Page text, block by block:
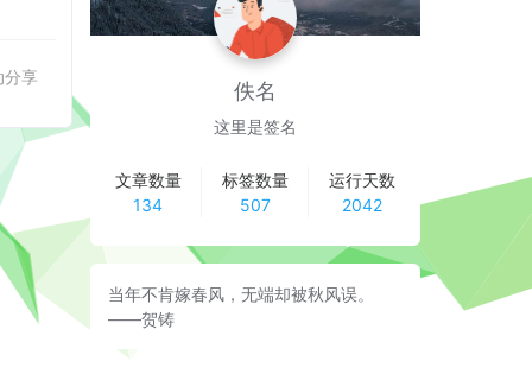
分享
佚名
这里是签名
文章数量
134
标签数量
507
运行天数
2042
当年不肯嫁春风，无端却被秋风误。
——贺铸